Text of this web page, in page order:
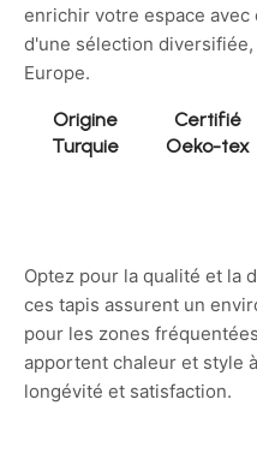
enrichir votre espace
d'une sélection
Europe.
Origine
Turquie
Certifié
Oeko-tex
Optez pour la qualité et la
ces tapis assurent un
pour les zones
apportent chaleur et style
longévité et satisfaction.